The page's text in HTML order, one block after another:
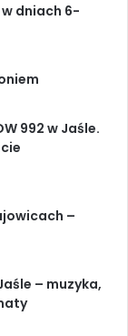
dniach 6-
992 w Jaśle.
–
– muzyka,